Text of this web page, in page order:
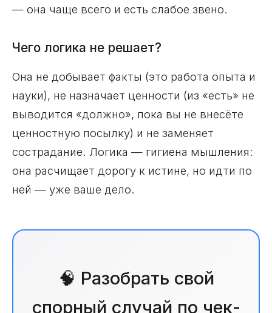
— она чаще всего и есть слабое звено.
Чего логика не решает?
Она не добывает факты (это работа опыта и
науки), не назначает ценности (из «есть» не
выводится «должно», пока вы не внесёте
ценностную посылку) и не заменяет
сострадание. Логика — гигиена мышления:
она расчищает дорогу к истине, но идти по
ней — уже ваше дело.
🧠 Разобрать свой
спорный случай по чек-